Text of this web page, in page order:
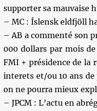
supporter sa mauvaise
– MC : Íslensk eldfjöll
– AB a commenté son
000 dollars par mois
FMI + présidence de la
interets et/ou 10 ans
on ne pourra mieux
– JPCM : L’actu en